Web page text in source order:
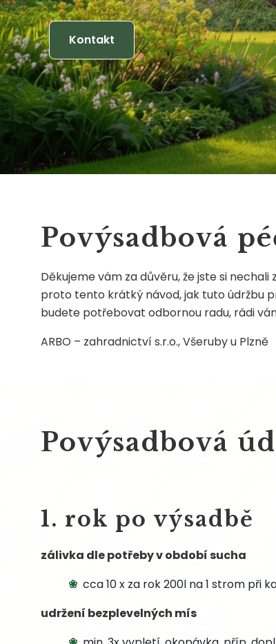
Kontakt
Povýsadbová
Děkujeme vám za důvěru, že jste si
proto tento krátký návod, jak tuto údržbu
budete potřebovat odbornou radu, rádi
ARBO – zahradnictví s.r.o., Všeruby u Plzně
Povýsadbová
1. rok po výsadbě
zálivka dle potřeby v období sucha
cca 10 x za rok 200l na 1 strom při
udržení bezplevelných mís